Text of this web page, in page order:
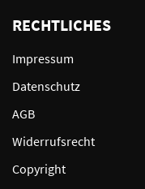
RECHTLICHES
Impressum
Datenschutz
AGB
Widerrufsrecht
Copyright